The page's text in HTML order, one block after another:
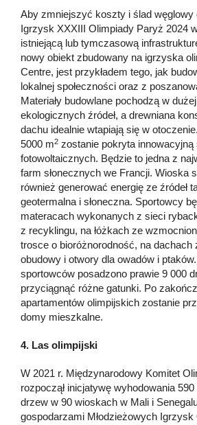
Aby zmniejszyć koszty i ślad węglowy
Igrzysk XXXIII Olimpiady Paryż 2024
istniejącą lub tymczasową
nowy obiekt zbudowany na igrzyska
Centre, jest przykładem tego, jak
lokalnej społeczności oraz z
Materiały budowlane pochodzą w
ekologicznych źródeł, a drewniana
dachu idealnie wtapiają się w
5000 m2 zostanie pokryta innowacyjną
fotowoltaicznych. Będzie to jedna z
farm słonecznych we Francji. Wioska
również generować energię ze źródeł
geotermalna i słoneczna. Sportowcy
materacach wykonanych z sieci
z recyklingu, na łóżkach ze
trosce o bioróżnorodność, na dachach
obudowy i otwory dla owadów i
sportowców posadzono prawie 9 000
przyciągnąć różne gatunki. Po
apartamentów olimpijskich zostanie
domy mieszkalne.
4. Las olimpijski
W 2021 r. Międzynarodowy Komitet
rozpoczął inicjatywę wyhodowania
drzew w 90 wioskach w Mali i
gospodarzami Młodzieżowych